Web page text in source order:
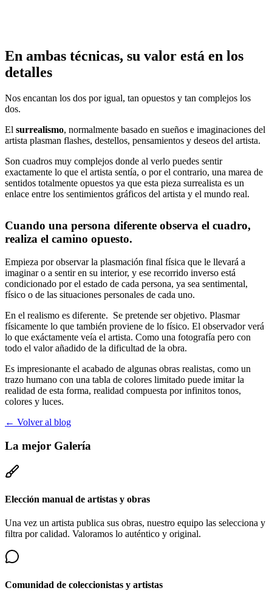
En ambas técnicas, su valor está en los
detalles
Nos encantan los dos por igual, tan opuestos y tan complejos los
dos.
El surrealismo, normalmente basado en sueños e imaginaciones del
artista plasman flashes, destellos, pensamientos y deseos del artista.
Son cuadros muy complejos donde al verlo puedes sentir
exactamente lo que el artista sentía, o por el contrario, una marea de
sentidos totalmente opuestos ya que esta pieza surrealista es un
enlace entre los sentimientos gráficos del artista y el mundo real.
Cuando una persona diferente observa el cuadro,
realiza el camino opuesto.
Empieza por observar la plasmación final física que le llevará a
imaginar o a sentir en su interior, y ese recorrido inverso está
condicionado por el estado de cada persona, ya sea sentimental,
físico o de las situaciones personales de cada uno.
En el realismo es diferente. Se pretende ser objetivo. Plasmar
físicamente lo que también proviene de lo físico. El observador verá
lo que exáctamente veía el artista. Como una fotografía pero con
todo el valor añadido de la dificultad de la obra.
Es impresionante el acabado de algunas obras realistas, como un
trazo humano con una tabla de colores limitado puede imitar la
realidad de esta forma, realidad compuesta por infinitos tonos,
colores y luces.
← Volver al blog
La mejor Galería
Elección manual de artistas y obras
Una vez un artista publica sus obras, nuestro equipo las selecciona y
filtra por calidad. Valoramos lo auténtico y original.
Comunidad de coleccionistas y artistas